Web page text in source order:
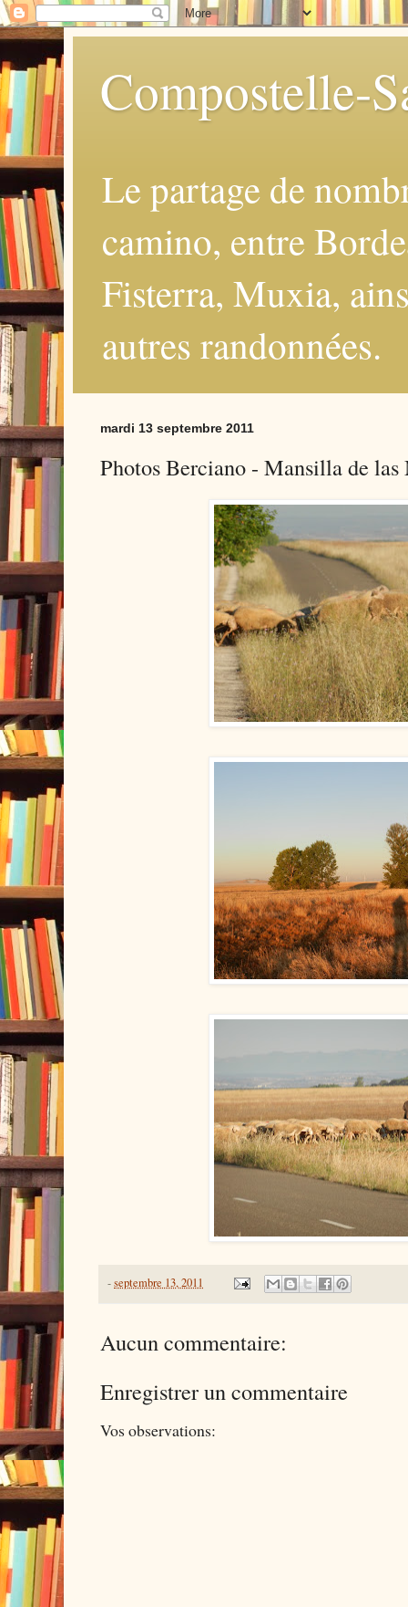
Compostelle-
Le partage de
camino, entre
Fisterra, Muxia,
autres randonnées.
mardi 13 septembre 2011
Photos Berciano - Mansilla de las
-septembre 13, 2011
Aucun commentaire:
Enregistrer un commentaire
Vos observations: